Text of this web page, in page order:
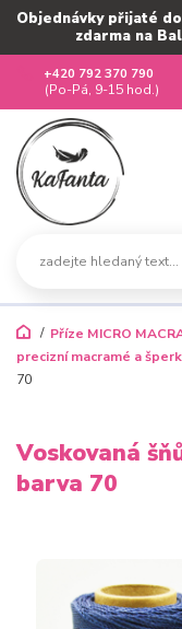
Objednávky přijaté
zdarma na
+420 792 370 790
(Po-Pá, 9-15 hod.)
Příze MICRO
precizní macramé a
70
Voskovaná
barva 70